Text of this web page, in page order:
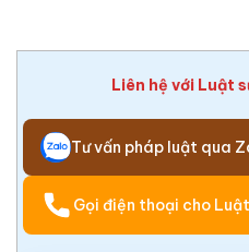
Liên hệ với Luật
Tư vấn pháp luật qua
Gọi điện thoại cho